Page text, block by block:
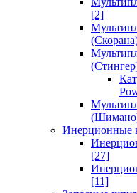
[2]
Инерционные
[27]
[11]